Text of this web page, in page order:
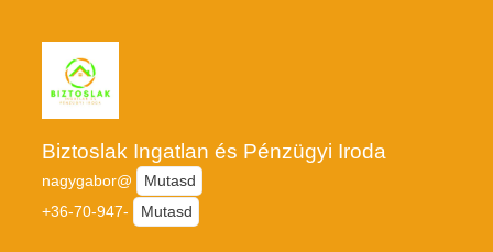
Biztoslak Ingatlan és Pénzügyi Iroda
nagygabor@
Mutasd
+36-70-947-
Mutasd